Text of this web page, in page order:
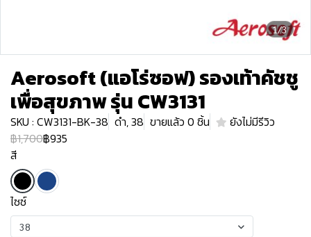
1/3
Aerosoft (แอโร่ซอฟ) รองเท้าคัชชู
เพื่อสุขภาพ รุ่น CW3131
SKU : CW3131-BK-38 ดำ, 38 ขายแล้ว 0 ชิ้น
ยังไม่มีรีวิว
฿1,700฿935
สี
ไซซ์
38